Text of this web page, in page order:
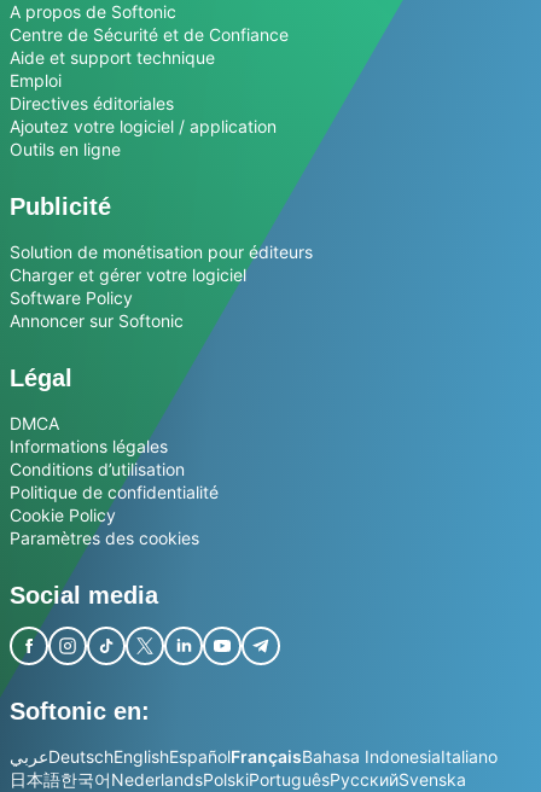
A propos de Softonic
Centre de Sécurité et de Confiance
Aide et support technique
Emploi
Directives éditoriales
Ajoutez votre logiciel / application
Outils en ligne
Publicité
Solution de monétisation pour éditeurs
Charger et gérer votre logiciel
Software Policy
Annoncer sur Softonic
Légal
DMCA
Informations légales
Conditions d’utilisation
Politique de confidentialité
Cookie Policy
Paramètres des cookies
Social media
Softonic en:
عربيDeutschEnglishEspañolFrançaisBahasa IndonesiaItaliano
日本語한국어NederlandsPolskiPortuguêsРусскийSvenska